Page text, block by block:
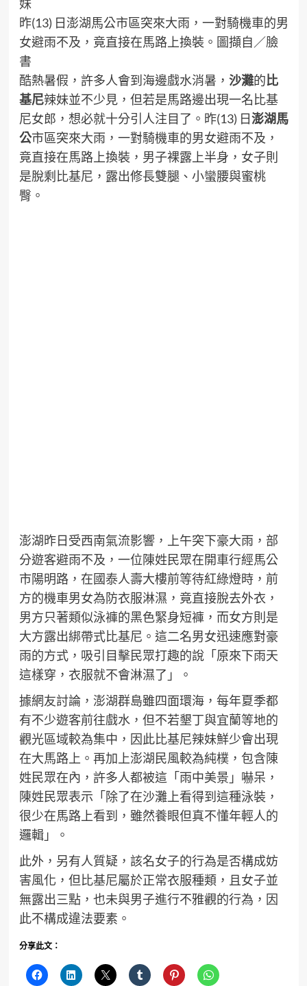
昨(13) 日澎湖馬公市區突來大雨，一對騎機車的男
女避雨不及，竟直接在馬路上換裝。圖擷自／臉
書
酷熱暑假，許多人會到海邊戲水消暑， 沙灘的 比
基尼辣妹並不少見，但若是馬路邊出現一名比基
尼女郎，想必就十分引人注目了。昨(13) 日澎湖馬
公市區突來大雨，一對騎機車的男女避雨不及，
竟直接在馬路上換裝，男子裸露上半身，女子則
是脫剩比基尼，露出修長雙腿、小蠻腰與蜜桃
臀。
澎湖昨日受西南氣流影響，上午突下豪大雨，部
分遊客避雨不及，一位陳姓民眾在開車行經馬公
市陽明路，在國泰人壽大樓前等待紅綠燈時，前
方的機車男女為防衣服淋濕，竟直接脫去外衣，
男方只著類似泳褲的黑色緊身短褲，而女方則是
大方露出綁帶式比基尼。這二名男女迅速應對豪
雨的方式，吸引目擊民眾打趣的說「原來下雨天
這樣穿，衣服就不會淋濕了」。
據網友討論，澎湖群島雖四面環海，每年夏季都
有不少遊客前往戲水，但不若墾丁與宜蘭等地的
觀光區域較為集中，因此比基尼辣妹鮮少會出現
在大馬路上。再加上澎湖民風較為純樸，包含陳
姓民眾在內，許多人都被這「雨中美景」嚇呆，
陳姓民眾表示「除了在沙灘上看得到這種泳裝，
很少在馬路上看到，雖然養眼但真不懂年輕人的
邏輯」。
此外，另有人質疑，該名女子的行為是否構成妨
害風化，但比基尼屬於正常衣服種類，且女子並
無露出三點，也未與男子進行不雅觀的行為，因
此不構成違法要素。
分享此文：